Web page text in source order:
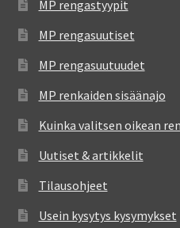
MP rengastyypit
MP rengasuutiset
MP rengasuutuudet
MP renkaiden sisäänajo
Kuinka valitsen oikean
Uutiset & artikkelit
Tilausohjeet
Usein kysytys kysymykset